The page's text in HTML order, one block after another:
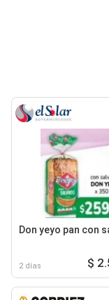
Don yeyo pan con
2 días $